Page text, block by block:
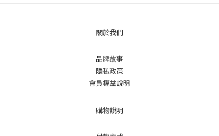
關於我們
品牌故事
隱私政策
會員權益說明
購物說明